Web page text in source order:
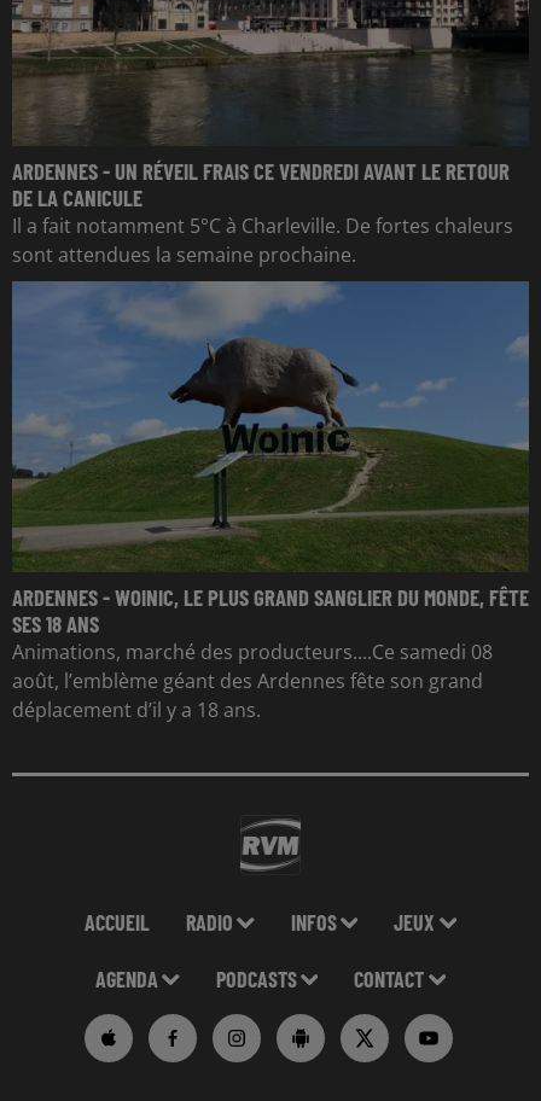
ARDENNES - UN RÉVEIL FRAIS CE VENDREDI AVANT LE RETOUR
DE LA CANICULE
Il a fait notamment 5°C à Charleville. De fortes chaleurs
sont attendues la semaine prochaine.
ARDENNES - WOINIC, LE PLUS GRAND SANGLIER DU MONDE, FÊTE
SES 18 ANS
Animations, marché des producteurs....Ce samedi 08
août, l’emblème géant des Ardennes fête son grand
déplacement d’il y a 18 ans.
ACCUEIL RADIO INFOS JEUX
AGENDA PODCASTS CONTACT